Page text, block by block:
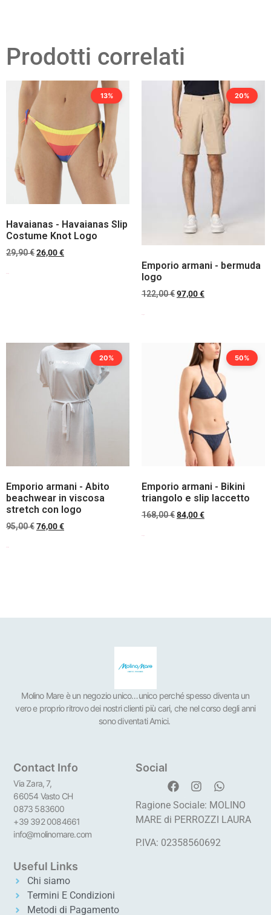
Prodotti correlati
13%
Havaianas - Havaianas Slip
Costume Knot Logo
29,90€26,00€
20%
Emporio armani - bermuda
logo
122,00€97,00€
20%
Emporio armani - Abito
beachwear in viscosa
stretch con logo
95,00€76,00€
50%
Emporio armani - Bikini
triangolo e slip laccetto
168,00€84,00€
Molino Mare è un negozio unico…unico perché spesso diventa un
vero e proprio ritrovo dei nostri clienti più cari, che nel corso degli anni
sono diventati Amici.
Contact Info
Via Zara, 7,
66054 Vasto CH
0873 583600
+39 392 0084661
info@molinomare.com
Social
Ragione Sociale: MOLINO
MARE di PERROZZI LAURA
P.IVA: 02358560692
Useful Links
Chi siamo
Termini E Condizioni
Metodi di Pagamento